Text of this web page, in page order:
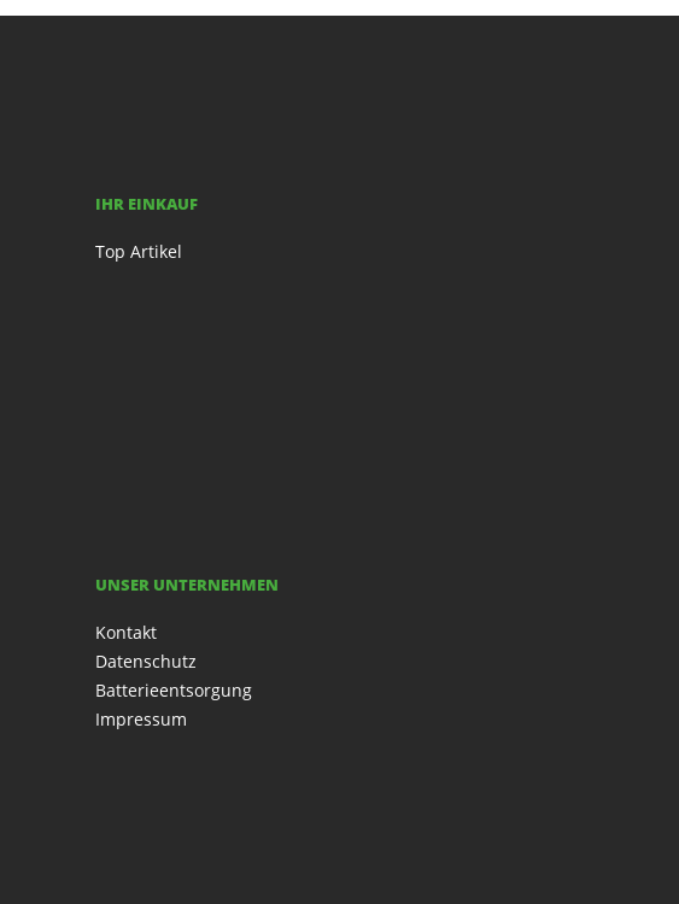
IHR EINKAUF
Top Artikel
UNSER UNTERNEHMEN
Kontakt
Datenschutz
Batterieentsorgung
Impressum